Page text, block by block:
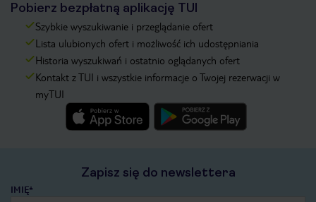
Pobierz bezpłatną aplikację TUI
Szybkie wyszukiwanie i przeglądanie ofert
Lista ulubionych ofert i możliwość ich udostępniania
Historia wyszukiwań i ostatnio oglądanych ofert
Kontakt z TUI i wszystkie informacje o Twojej rezerwacji w
myTUI
Zapisz się do newslettera
IMIĘ*